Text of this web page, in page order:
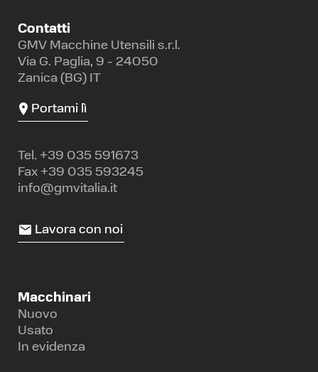
Contatti
GMV Macchine Utensili s.r.l.
Via G. Paglia, 9 - 24050
Zanica (BG) IT
Portami lì
Tel. +39 035 591673
Fax +39 035 593245
info@gmvitalia.it
Lavora con noi
Macchinari
Nuovo
Usato
In evidenza